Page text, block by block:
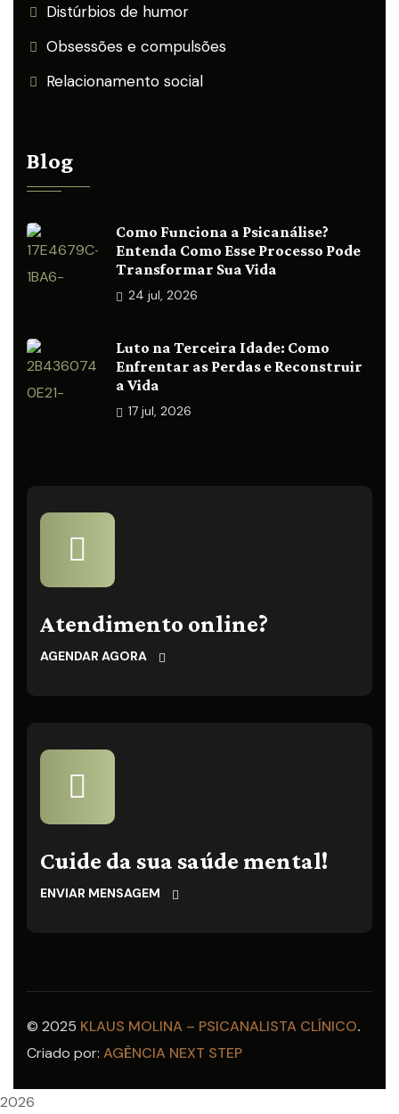
Distúrbios de humor
Obsessões e compulsões
Relacionamento social
Blog
Como Funciona a Psicanálise?
Entenda Como Esse Processo Pode
Transformar Sua Vida
24 jul, 2026
Luto na Terceira Idade: Como
Enfrentar as Perdas e Reconstruir
a Vida
17 jul, 2026
Atendimento online?
AGENDAR AGORA
Cuide da sua saúde mental!
ENVIAR MENSAGEM
© 2025 KLAUS MOLINA – PSICANALISTA CLÍNICO.
Criado por: AGÊNCIA NEXT STEP
2026